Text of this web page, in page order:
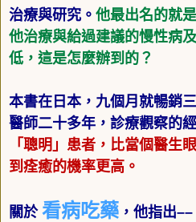
治療與研究。 他最出名的就
他治療與給過建議的慢性病
低，這是怎麼辦到的？
本書在日本，九個月就暢銷
醫師二十多年，診療觀察的
「聰明」患者，比當個醫生
到痊癒的機率更高。
關於 看病吃藥 ，他指出––